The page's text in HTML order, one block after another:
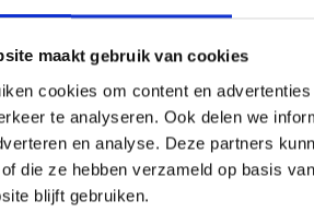
maakt gebruik van cookies
cookies om content en
te analyseren. Ook delen we
en analyse. Deze partners
die ze hebben verzameld op basis
blijft gebruiken.
mag
jouw schildersbedrijf in de
op meer dan alleen een lik